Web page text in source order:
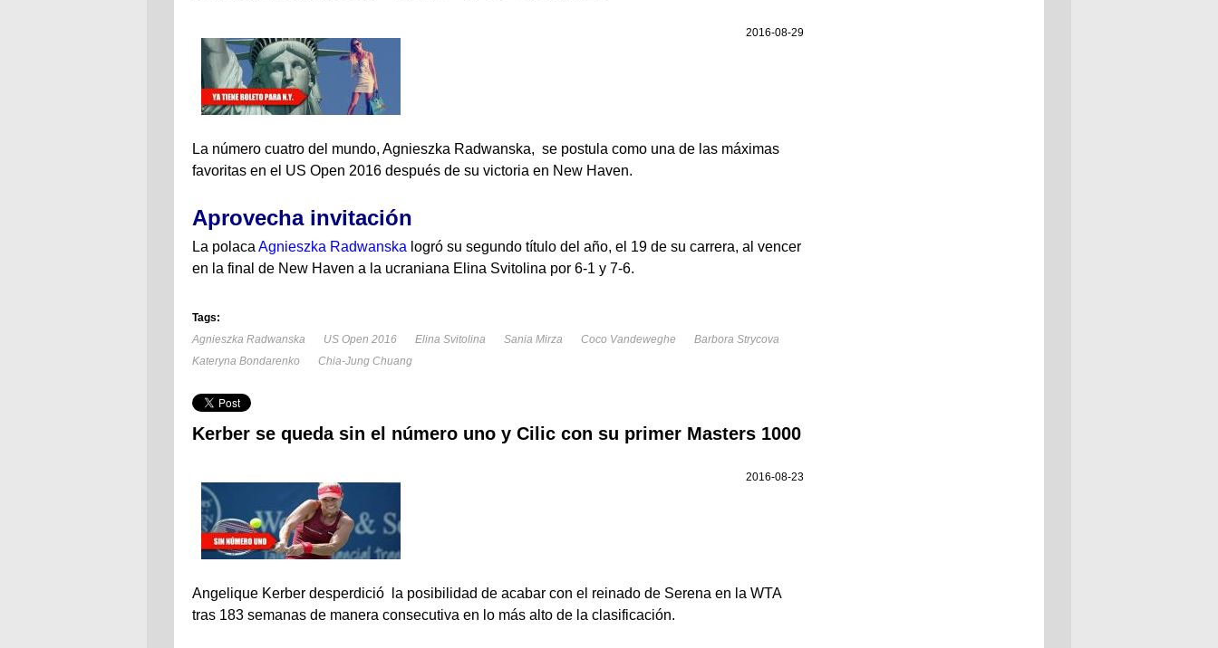
2016-08-29
La número cuatro del mundo, Agnieszka Radwanska, se postula como una de las máximas
favoritas en el US Open 2016 después de su victoria en New Haven.
Aprovecha invitación
La polaca Agnieszka Radwanska logró su segundo título del año, el 19 de su carrera, al vencer
en la final de New Haven a la ucraniana Elina Svitolina por 6-1 y 7-6.
Tags:
Agnieszka Radwanska
US Open 2016 Elina Svitolina Sania Mirza Coco Vandeweghe
Barbora Strycova
Kateryna Bondarenko
Chia-Jung Chuang
Kerber se queda sin el número uno y Cilic con su primer Masters 1000
2016-08-23
Angelique Kerber desperdició la posibilidad de acabar con el reinado de Serena en la WTA
tras 183 semanas de manera consecutiva en lo más alto de la clasificación.